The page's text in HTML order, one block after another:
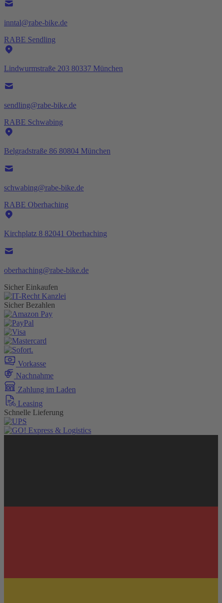
inntal@rabe-bike.de
RABE Sendling
Lindwurmstraße 203 80337 München
sendling@rabe-bike.de
RABE Schwabing
Belgradstraße 86 80804 München
schwabing@rabe-bike.de
RABE Oberhaching
Kirchplatz 8 82041 Oberhaching
oberhaching@rabe-bike.de
Sicher Einkaufen
Sicher Bezahlen
Vorkasse
Nachnahme
Zahlung im Laden
Leasing
Schnelle Lieferung